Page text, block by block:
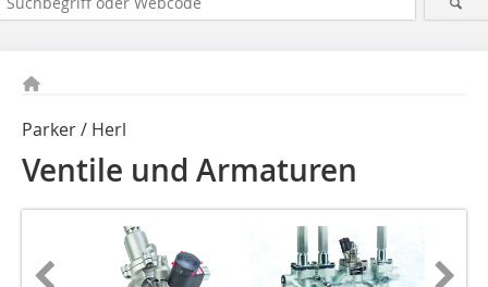
Parker / Herl
Ventile und Armaturen